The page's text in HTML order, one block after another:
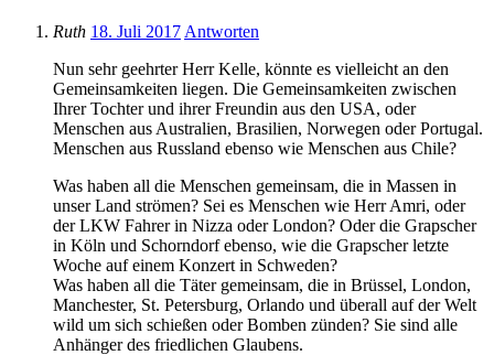
Ruth 18. Juli 2017 Antworten
Nun sehr geehrter Herr Kelle, könnte es vielleicht an den
Gemeinsamkeiten liegen. Die Gemeinsamkeiten zwischen
Ihrer Tochter und ihrer Freundin aus den USA, oder
Menschen aus Australien, Brasilien, Norwegen oder Portugal.
Menschen aus Russland ebenso wie Menschen aus Chile?
Was haben all die Menschen gemeinsam, die in Massen in
unser Land strömen? Sei es Menschen wie Herr Amri, oder
der LKW Fahrer in Nizza oder London? Oder die Grapscher
in Köln und Schorndorf ebenso, wie die Grapscher letzte
Woche auf einem Konzert in Schweden?
Was haben all die Täter gemeinsam, die in Brüssel, London,
Manchester, St. Petersburg, Orlando und überall auf der Welt
wild um sich schießen oder Bomben zünden? Sie sind alle
Anhänger des friedlichen Glaubens.